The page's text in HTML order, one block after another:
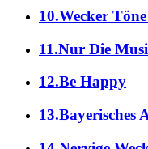
10.Wecker
11.Nur Die
12.Be Happy
13.Bayerisches